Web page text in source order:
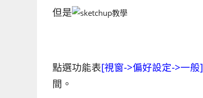
但是
點選功能表[視窗->偏好設定->一般]
間。